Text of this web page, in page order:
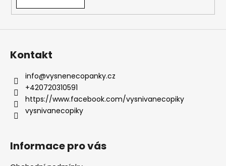
Kontakt
info@vysnenecopanky.cz
+420720310591
https://www.facebook.com/vysnivanecopiky
vysnivanecopiky
Informace pro vás